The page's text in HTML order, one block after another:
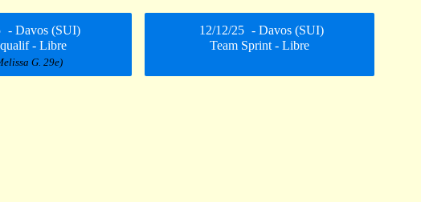
- Davos (SUI)
- Libre
G. 29e)
12/12/25 - Davos (SUI)
Team Sprint - Libre